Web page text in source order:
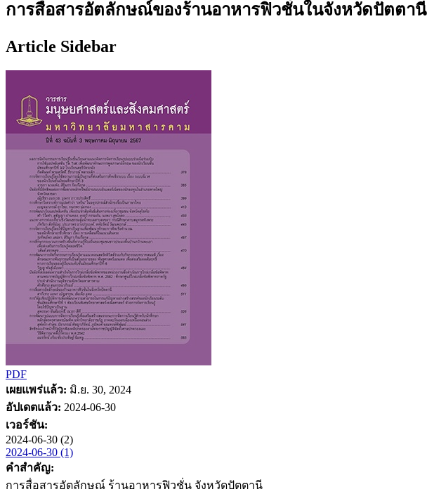
การสื่อสารอัตลักษณ์ของร้านอาหารฟิวชั่นในจังหวัดปัตตานี
Article Sidebar
PDF
เผยแพร่แล้ว: มิ.ย. 30, 2024
อัปเดตแล้ว: 2024-06-30
เวอร์ชัน:
2024-06-30 (2)
2024-06-30 (1)
คำสำคัญ:
การสื่อสารอัตลักษณ์ ร้านอาหารฟิวชั่น จังหวัดปัตตานี